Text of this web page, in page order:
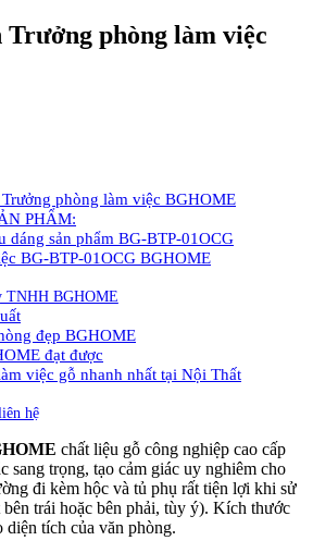
Trưởng phòng làm việc
phòng làm việc BGHOME
PHẨM:
dáng sản phẩm BG-BTP-01OCG
BG-BTP-01OCG BGHOME
TNHH BGHOME
đẹp BGHOME
đạt được
việc gỗ nhanh nhất tại Nội Thất
hệ
chất liệu gỗ công nghiệp cao cấp
sang trọng, tạo cảm giác uy nghiêm cho
đi kèm hộc và tủ phụ rất tiện lợi khi sử
trái hoặc bên phải, tùy ý). Kích thước
diện tích của văn phòng.